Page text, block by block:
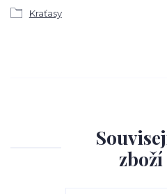
Kraťasy
zboží